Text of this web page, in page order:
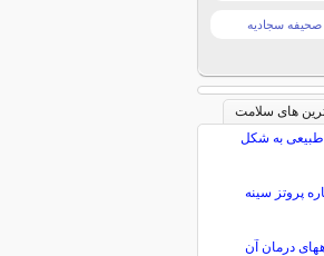
صحیفه سجادیه
ترین های سلامت
طبیعی به شکل
درمان آن